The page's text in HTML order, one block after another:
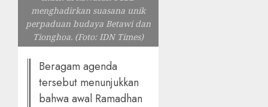
menghadirkan suasana unik
perpaduan budaya Betawi dan
Tionghoa. (Foto: IDN Times)
Beragam agenda
tersebut menunjukkan
bahwa awal Ramadhan